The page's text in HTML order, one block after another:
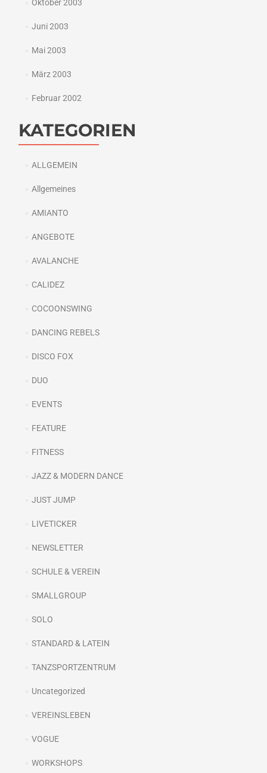
Oktober 2003
Juni 2003
Mai 2003
März 2003
Februar 2002
KATEGORIEN
ALLGEMEIN
Allgemeines
AMIANTO
ANGEBOTE
AVALANCHE
CALIDEZ
COCOONSWING
DANCING REBELS
DISCO FOX
DUO
EVENTS
FEATURE
FITNESS
JAZZ & MODERN DANCE
JUST JUMP
LIVETICKER
NEWSLETTER
SCHULE & VEREIN
SMALLGROUP
SOLO
STANDARD & LATEIN
TANZSPORTZENTRUM
Uncategorized
VEREINSLEBEN
VOGUE
WORKSHOPS